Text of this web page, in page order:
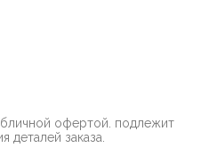
офертой. подлежит
деталей заказа.